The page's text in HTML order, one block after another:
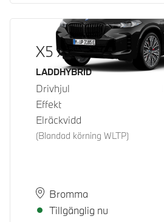
X5 xDrive50e
Bränsle
LADDHYBRID
Drivhjul
Effekt
Elräckvidd
(Blandad körning WLTP)
PlatsBromma
Leveranstid
Tillgänglig nu